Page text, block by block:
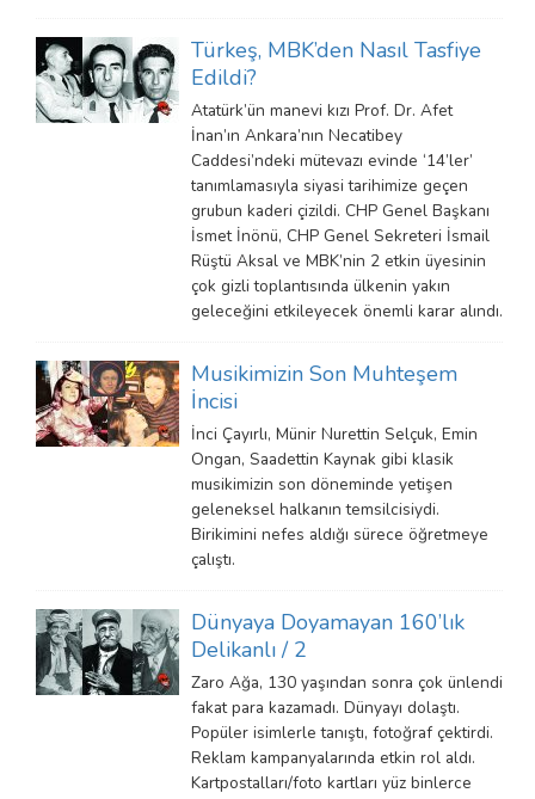
Türkeş, MBK’den Nasıl Tasfiye
Edildi?
Atatürk’ün manevi kızı Prof. Dr. Afet
İnan’ın Ankara’nın Necatibey
Caddesi’ndeki mütevazı evinde ‘14’ler’
tanımlamasıyla siyasi tarihimize geçen
grubun kaderi çizildi. CHP Genel Başkanı
İsmet İnönü, CHP Genel Sekreteri İsmail
Rüştü Aksal ve MBK’nin 2 etkin üyesinin
çok gizli toplantısında ülkenin yakın
geleceğini etkileyecek önemli karar alındı.
Musikimizin Son Muhteşem
İncisi
İnci Çayırlı, Münir Nurettin Selçuk, Emin
Ongan, Saadettin Kaynak gibi klasik
musikimizin son döneminde yetişen
geleneksel halkanın temsilcisiydi.
Birikimini nefes aldığı sürece öğretmeye
çalıştı.
Dünyaya Doyamayan 160’lık
Delikanlı / 2
Zaro Ağa, 130 yaşından sonra çok ünlendi
fakat para kazamadı. Dünyayı dolaştı.
Popüler isimlerle tanıştı, fotoğraf çektirdi.
Reklam kampanyalarında etkin rol aldı.
Kartpostalları/foto kartları yüz binlerce